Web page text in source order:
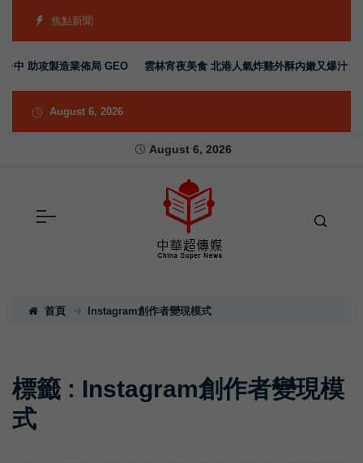
焦點新聞
助攻製造業佈局 GEO 雲林宵夜美食 北港人氣炸雞外酥內嫩又爆汁 雞
August 6, 2026
August 6, 2026
首頁 Instagram創作者變現模式
標籤 : Instagram創作者變現模
式